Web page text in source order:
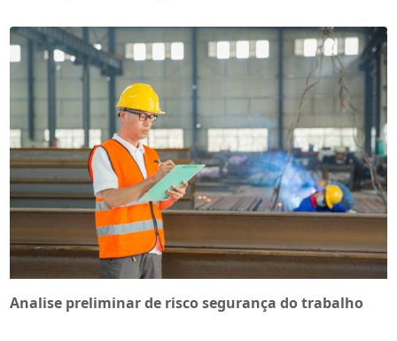
Analise preliminar de risco segurança do trabalho